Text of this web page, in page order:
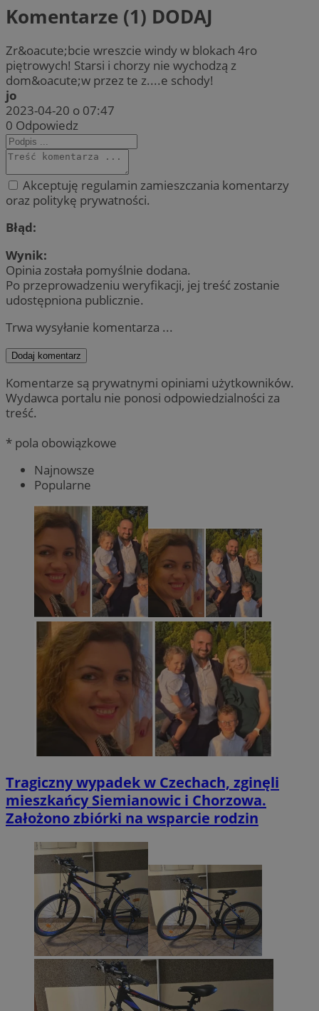
Komentarze (1) DODAJ
Zr&oacute;bcie wreszcie windy w blokach 4ro
piętrowych! Starsi i chorzy nie wychodzą z
dom&oacute;w przez te z....e schody!
jo
2023-04-20 o 07:47
0 Odpowiedz
Akceptuję regulamin zamieszczania komentarzy
oraz politykę prywatności.
Błąd:
Wynik:
Opinia została pomyślnie dodana.
Po przeprowadzeniu weryfikacji, jej treść zostanie
udostępniona publicznie.
Trwa wysyłanie komentarza ...
Dodaj komentarz
Komentarze są prywatnymi opiniami użytkowników.
Wydawca portalu nie ponosi odpowiedzialności za
treść.
* pola obowiązkowe
Najnowsze
Popularne
Tragiczny wypadek w Czechach, zginęli
mieszkańcy Siemianowic i Chorzowa.
Założono zbiórki na wsparcie rodzin